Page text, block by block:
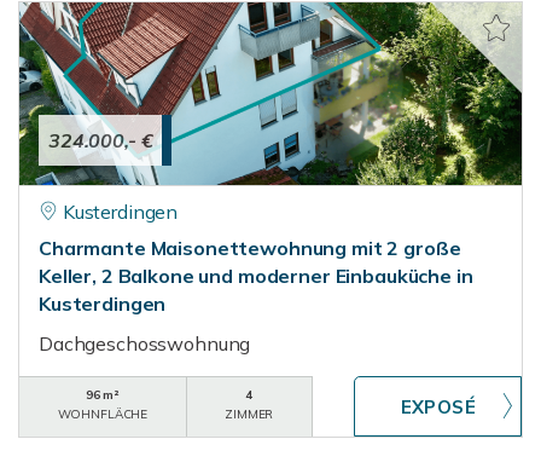
324.000,- €
Kusterdingen
Charmante Maisonettewohnung mit 2 große
Keller, 2 Balkone und moderner Einbauküche in
Kusterdingen
Dachgeschosswohnung
96 m²
WOHNFLÄCHE
4
ZIMMER